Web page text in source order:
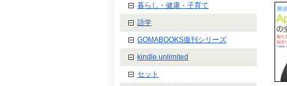
暮らし・健康・子育て
語学
GOMABOOKS復刊シリーズ
kindle unlimited
セット